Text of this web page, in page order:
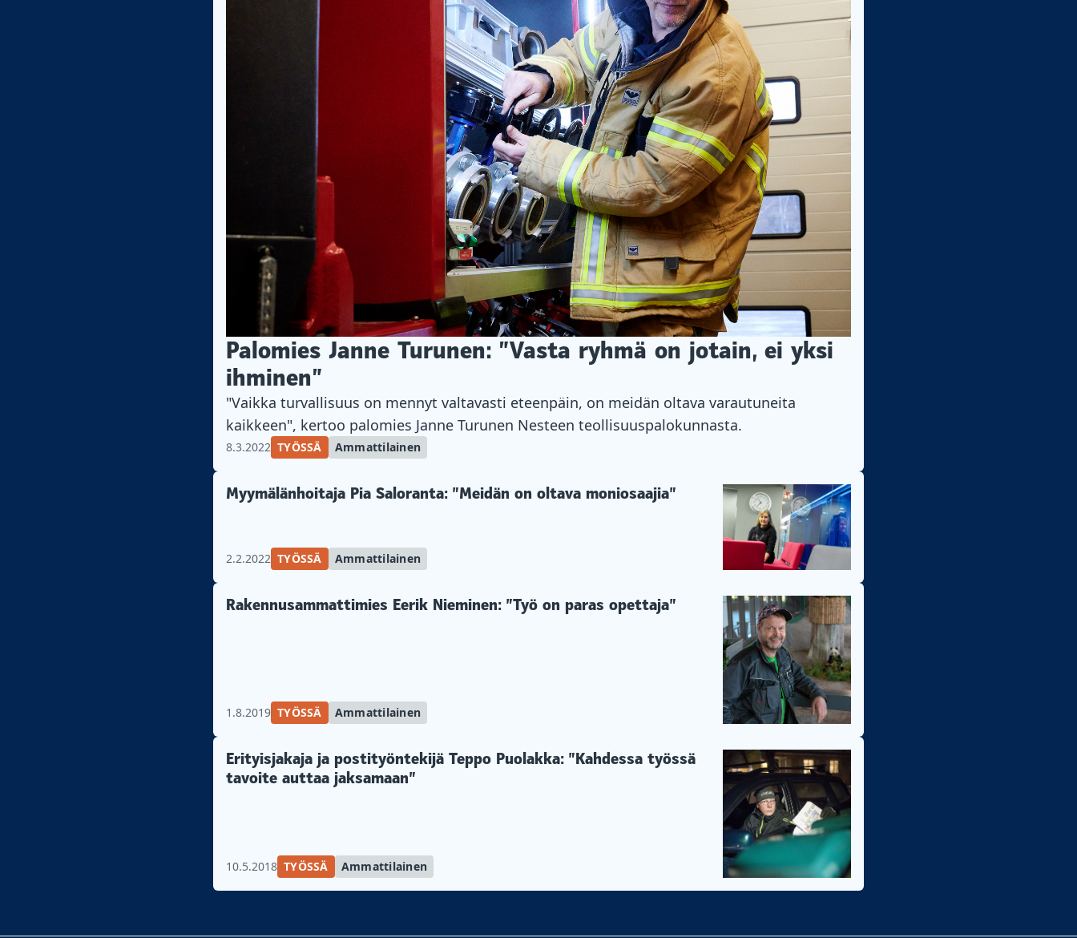
Palomies Janne Turunen: ”Vasta ryhmä on jotain, ei yksi
ihminen”
"Vaikka turvallisuus on mennyt valtavasti eteenpäin, on meidän oltava varautuneita
kaikkeen", kertoo palomies Janne Turunen Nesteen teollisuuspalokunnasta.
8.3.2022 TYÖSSÄ Ammattilainen
Myymälänhoitaja Pia Saloranta: ”Meidän on oltava moniosaajia”
2.2.2022 TYÖSSÄ Ammattilainen
Rakennusammattimies Eerik Nieminen: ”Työ on paras opettaja”
1.8.2019 TYÖSSÄ Ammattilainen
Erityisjakaja ja postityöntekijä Teppo Puolakka: ”Kahdessa työssä
tavoite auttaa jaksamaan”
10.5.2018 TYÖSSÄ Ammattilainen